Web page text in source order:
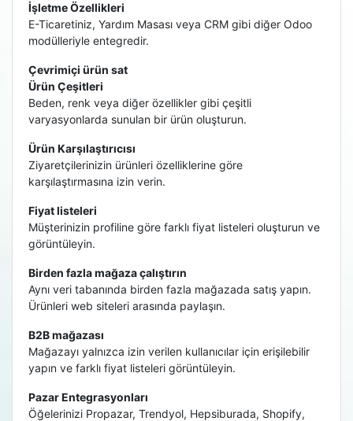
İşletme Özellikleri
E-Ticaretiniz, Yardım Masası veya CRM gibi diğer Odoo
modülleriyle entegredir.
Çevrimiçi ürün sat
Ürün Çeşitleri
Beden, renk veya diğer özellikler gibi çeşitli
varyasyonlarda sunulan bir ürün oluşturun.
Ürün Karşılaştırıcısı
Ziyaretçilerinizin ürünleri özelliklerine göre
karşılaştırmasına izin verin.
Fiyat listeleri
Müşterinizin profiline göre farklı fiyat listeleri oluşturun ve
görüntüleyin.
Birden fazla mağaza çalıştırın
Aynı veri tabanında birden fazla mağazada satış yapın.
Ürünleri web siteleri arasında paylaşın.
B2B mağazası
Mağazayı yalnızca izin verilen kullanıcılar için erişilebilir
yapın ve farklı fiyat listeleri görüntüleyin.
Pazar Entegrasyonları
Öğelerinizi Propazar, Trendyol, Hepsiburada, Shopify,